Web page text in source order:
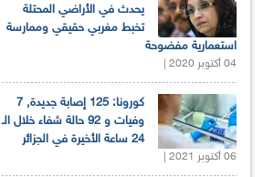
يحدث في الأراضي المحتلة
تخبط مغربي حقيقي وممارسة
استعمارية مفضوحة
04 أكتوبر 2020 |
كورونا: 125 إصابة جديدة, 7
وفيات و 92 حالة شفاء خلال الـ
24 ساعة الأخيرة في الجزائر
06 أكتوبر 2021 |